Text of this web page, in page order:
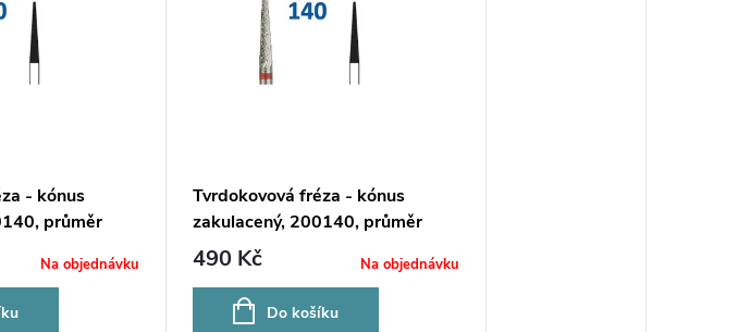
- kónus
průměr
Na objednávku
Tvrdokovová fréza - kónus
zakulacený, 200140, průměr
4mm
490 Kč Na objednávku
Do košíku